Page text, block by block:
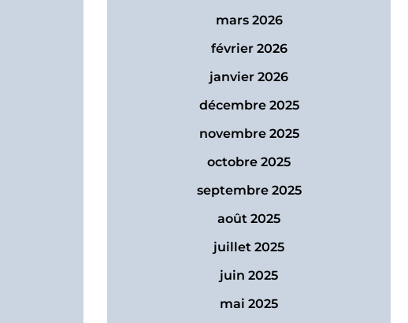
mars 2026
février 2026
janvier 2026
décembre 2025
novembre 2025
octobre 2025
septembre 2025
août 2025
juillet 2025
juin 2025
mai 2025